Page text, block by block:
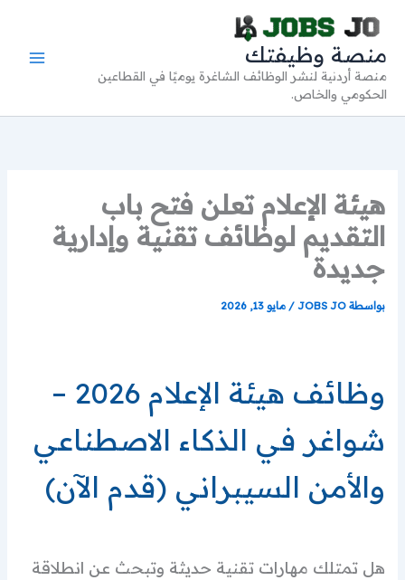
المحتوى
منصة وظيفتك
منصة أردنية لنشر الوظائف الشاغرة يوميًا في القطاعين
الحكومي والخاص.
هيئة الإعلام تعلن فتح باب
التقديم لوظائف تقنية وإدارية
جديدة
بواسطة JOBS JO
/مايو 13, 2026
وظائف هيئة الإعلام 2026 –
شواغر في الذكاء الاصطناعي
والأمن السيبراني (قدم الآن)
هل تمتلك مهارات تقنية حديثة وتبحث عن انطلاقة